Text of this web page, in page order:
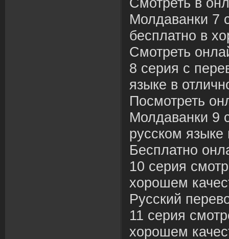
Молдаванки 7
бесплатно в
Смотреть
8 серия с
языке в
Посмотреть
Молдаванки 9
русском
Бесплатно
10 серия
хорошем
Русский
11 серия
хорошем